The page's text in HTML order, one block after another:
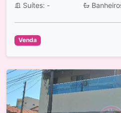
Suítes: -
Venda